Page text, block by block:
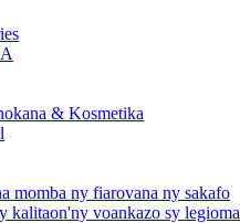
& Kosmetika
momba ny fiarovana ny sakafo
kalitaon'ny voankazo sy legioma